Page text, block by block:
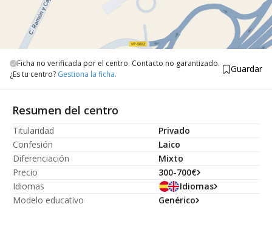
Ficha no verificada por el centro. Contacto no garantizado.
¿Es tu centro? Gestiona la ficha. Guardar
Resumen del centro
Titularidad
Privado
Confesión
Laico
Diferenciación
Mixto
Precio
300-700€
Idiomas
Idiomas
Modelo educativo
Genérico